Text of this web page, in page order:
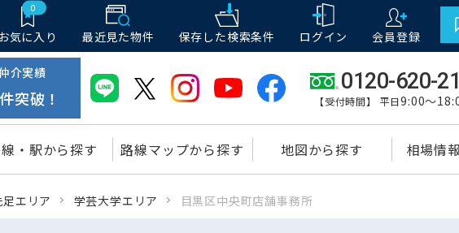
0
気に入り 最近見た物件 保存した検索条件 ログイン 会員登録
介実績
件突破！
0120-620-
【受付時間】 平日9:00～
・駅から探す 路線マップから探す 地図から探す 相場情
エリア 学芸大学エリア 目黒区中央町店舗事務所